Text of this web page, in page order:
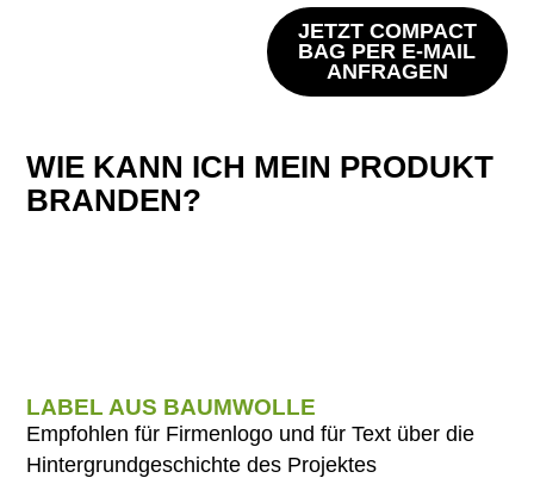
JETZT COMPACT
BAG PER E-MAIL
ANFRAGEN
WIE KANN ICH MEIN PRODUKT
BRANDEN?
LABEL AUS BAUMWOLLE
Empfohlen für Firmenlogo und für Text über die
Hintergrundgeschichte des Projektes